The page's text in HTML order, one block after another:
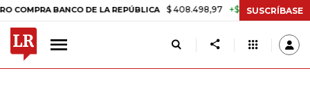
BANCO DE LA REPÚBLICA $ 408.498,97 +$ 8.753,81 +2,19%
SUSCRÍBASE